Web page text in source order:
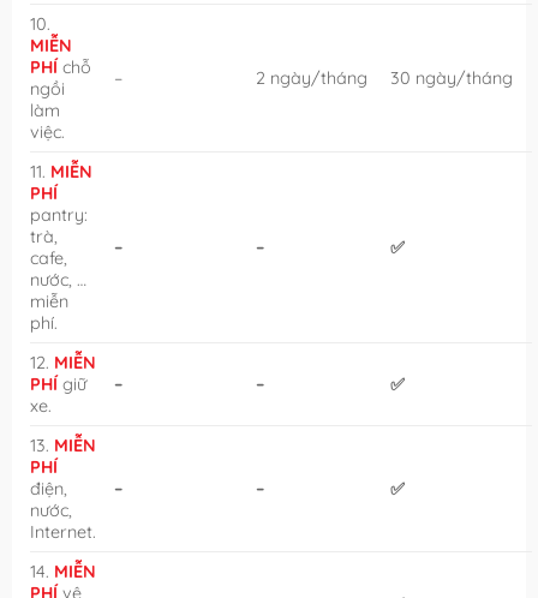
10.
MIỄN
PHÍ chỗ
ngồi
làm
việc.
– 2 ngày/tháng 30 ngày/tháng
11. MIỄN
PHÍ
pantry:
trà,
cafe,
nước, …
miễn
phí.
– – ✅
12. MIỄN
PHÍ giữ
xe.
– – ✅
13. MIỄN
PHÍ
điện,
nước,
Internet.
– – ✅
14. MIỄN
PHÍ vệ